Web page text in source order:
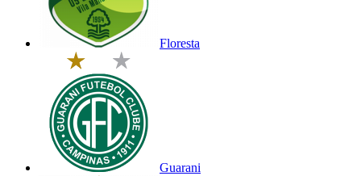
Floresta
Guarani